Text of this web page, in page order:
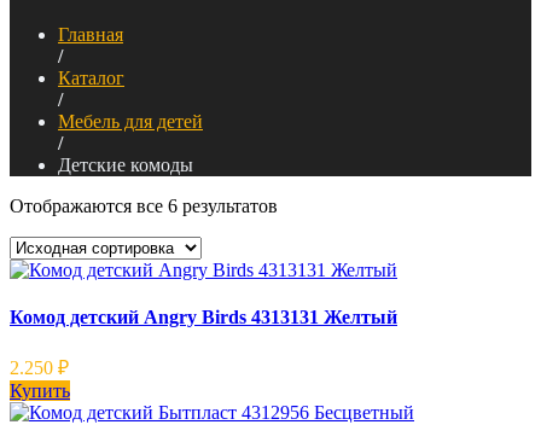
Главная
/
Каталог
/
Мебель для детей
/
Детские комоды
Отображаются все 6 результатов
Комод детский Angry Birds 4313131 Желтый
2.250 ₽
Купить